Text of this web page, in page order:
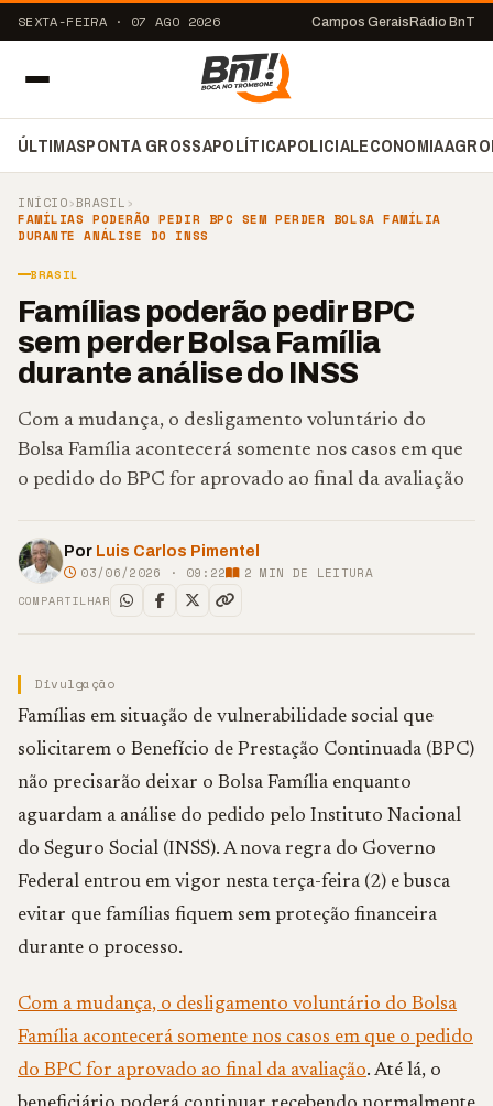
SEXTA-FEIRA · 07 AGO 2026 Campos Gerais Rádio BnT
ÚLTIMASPONTA GROSSAPOLÍTICAPOLICIALECONOMIA
INÍCIO›BRASIL ›
FAMÍLIAS PODERÃO PEDIR BPC SEM PERDER BOLSA FAMÍLIA
DURANTE ANÁLISE DO INSS
BRASIL
Famílias poderão pedir BPC
sem perder Bolsa Família
durante análise do INSS
Com a mudança, o desligamento voluntário do
Bolsa Família acontecerá somente nos casos em que
o pedido do BPC for aprovado ao final da avaliação
Por Luis Carlos Pimentel
03/06/2026 · 09:22 2 MIN DE LEITURA
COMPARTILHAR
Divulgação
Famílias em situação de vulnerabilidade social que
solicitarem o Benefício de Prestação Continuada (BPC)
não precisarão deixar o Bolsa Família enquanto
aguardam a análise do pedido pelo Instituto Nacional
do Seguro Social (INSS). A nova regra do Governo
Federal entrou em vigor nesta terça-feira (2) e busca
evitar que famílias fiquem sem proteção financeira
durante o processo.
Com a mudança, o desligamento voluntário do Bolsa
Família acontecerá somente nos casos em que o pedido
do BPC for aprovado ao final da avaliação. Até lá, o